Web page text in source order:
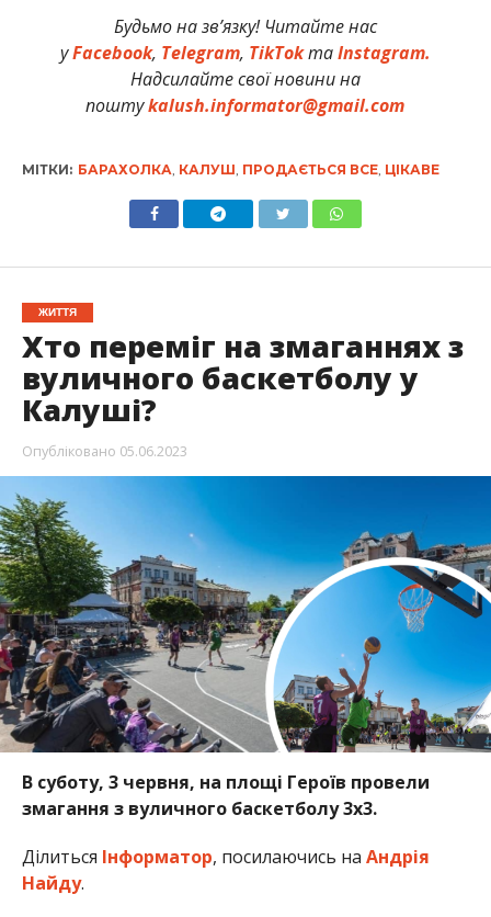
Будьмо на зв’язку! Читайте нас
уFacebook, Telegram, TikTokтаInstagram.
Надсилайте свої новини на
поштуkalush.informator@gmail.com
МІТКИ: БАРАХОЛКА КАЛУШ ПРОДАЄТЬСЯ ВСЕ, ЦІКАВЕ
ЖИТТЯ
Хто переміг на змаганнях з
вуличного баскетболу у
Калуші?
Опубліковано 05.06.2023
В суботу, 3 червня, на площі Героїв провели
змагання з вуличного баскетболу 3х3.
Ділиться Інформатор, посилаючись на Андрія
Найду.